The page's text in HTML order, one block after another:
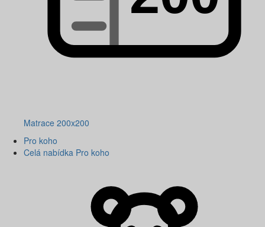
Matrace 200x200
Pro koho
Celá nabídka Pro koho